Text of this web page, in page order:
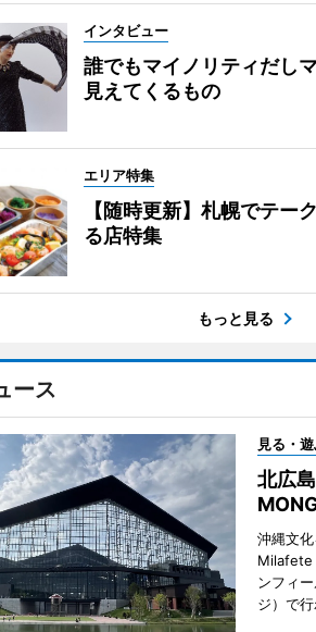
インタビュー
誰でもマイノリティだし
見えてくるもの
エリア特集
【随時更新】札幌でテー
る店特集
もっと見る
ース
見る・
北広
沖縄文
Milafete
ンフィ
ジ）で行